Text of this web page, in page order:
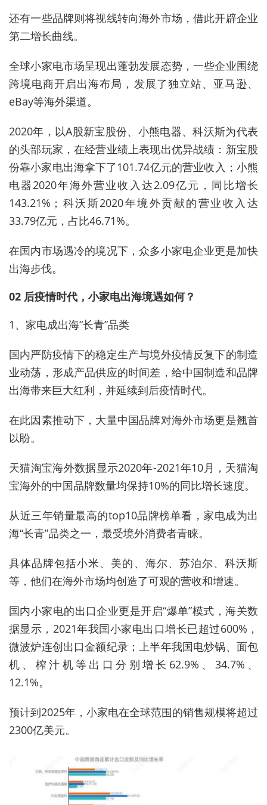
还有一些品牌则将视线转向海外市场，借此开辟企业
第二增长曲线。
全球小家电市场呈现出蓬勃发展态势，一些企业围绕
跨境电商开启出海布局，发展了独立站、亚马逊、
eBay等海外渠道。
2020年，以A股新宝股份、小熊电器、科沃斯为代表
的头部玩家，在经营业绩上表现出优异战绩：新宝股
份靠小家电出海拿下了101.74亿元的营业收入；小熊
电器2020年海外营业收入达2.09亿元，同比增长
143.21%；科沃斯2020年境外贡献的营业收入达
33.79亿元，占比46.71%。
在国内市场遇冷的境况下，众多小家电企业更是加快
出海步伐。
02 后疫情时代，小家电出海境遇如何？
1、家电成出海“长青”品类
国内严防疫情下的稳定生产与境外疫情反复下的制造
业动荡，形成产品供应的时间差，给中国制造和品牌
出海带来巨大红利，并延续到后疫情时代。
在此因素推动下，大量中国品牌对海外市场更是翘首
以盼。
天猫淘宝海外数据显示2020年-2021年10月，天猫淘
宝海外的中国品牌数量均保持10%的同比增长速度。
从近三年销量最高的top10品牌榜单看，家电成为出
海“长青”品类之一，最受境外消费者青睐。
具体品牌包括小米、美的、海尔、苏泊尔、科沃斯
等，他们在海外市场均创造了可观的营收和增速。
国内小家电的出口企业更是开启“爆单”模式，海关数
据显示，2021年我国小家电出口增长已超过600%，
微波炉连创出口金额纪录；上半年我国电炒锅、面包
机、榨汁机等出口分别增长62.9%、34.7%、
12.1%。
预计到2025年，小家电在全球范围的销售规模将超过
2300亿美元。